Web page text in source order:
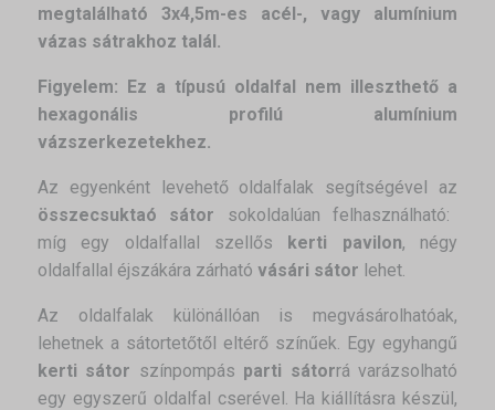
megtalálható 3x4,5m-es acél-, vagy alumínium
vázas sátrakhoz talál.
Figyelem: Ez a típusú oldalfal nem illeszthető a
hexagonális profilú alumínium
vázszerkezetekhez.
Az egyenként levehető oldalfalak segítségével az
összecsuktaó sátor sokoldalúan felhasználható:
míg egy oldalfallal szellős kerti pavilon, négy
oldalfallal éjszákára zárható vásári sátor lehet.
Az oldalfalak különállóan is megvásárolhatóak,
lehetnek a sátortetőtől eltérő színűek. Egy egyhangű
kerti sátor színpompás parti sátorrá varázsolható
egy egyszerű oldalfal cserével. Ha kiállításra készül,